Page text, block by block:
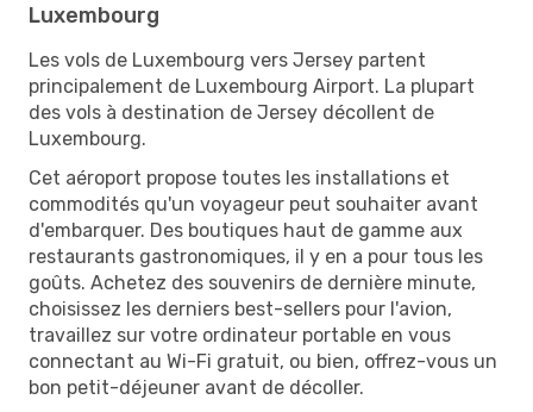
Luxembourg
Les vols de Luxembourg vers Jersey partent
principalement de Luxembourg Airport. La plupart
des vols à destination de Jersey décollent de
Luxembourg.
Cet aéroport propose toutes les installations et
commodités qu'un voyageur peut souhaiter avant
d'embarquer. Des boutiques haut de gamme aux
restaurants gastronomiques, il y en a pour tous les
goûts. Achetez des souvenirs de dernière minute,
choisissez les derniers best-sellers pour l'avion,
travaillez sur votre ordinateur portable en vous
connectant au Wi-Fi gratuit, ou bien, offrez-vous un
bon petit-déjeuner avant de décoller.